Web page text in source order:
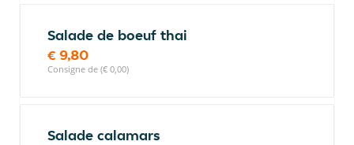
Salade de boeuf thai
€ 9,80
Consigne de (€ 0,00)
Salade calamars